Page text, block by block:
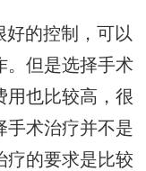
好的控制，可以
。但是选择手术
用也比较高，很
手术治疗并不是
疗的要求是比较